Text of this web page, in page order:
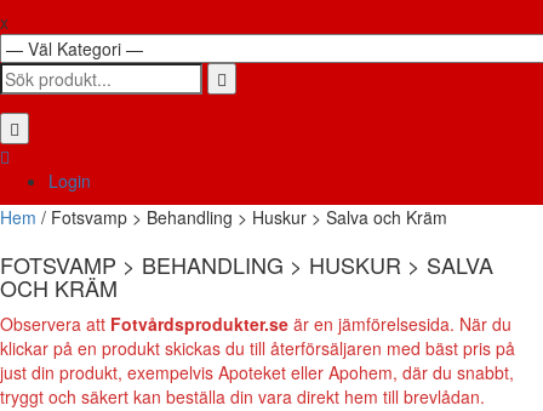
x
Search
for:
Login
Hem / Fotsvamp > Behandling > Huskur > Salva och Kräm
FOTSVAMP > BEHANDLING > HUSKUR > SALVA
OCH KRÄM
Observera att Fotvårdsprodukter.se är en jämförelsesida. När du
klickar på en produkt skickas du till återförsäljaren med bäst pris på
just din produkt, exempelvis Apoteket eller Apohem, där du snabbt,
tryggt och säkert kan beställa din vara direkt hem till brevlådan.